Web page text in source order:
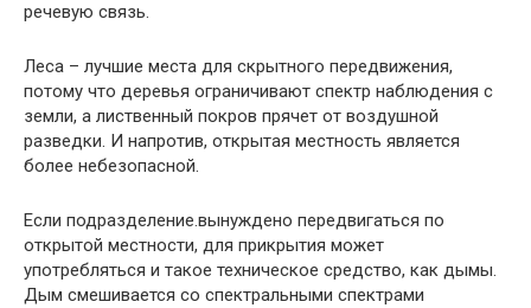
речевую связь.
Леса – лучшие места для скрытного передвижения,
потому что деревья ограничивают спектр наблюдения с
земли, а лиственный покров прячет от воздушной
разведки. И напротив, открытая местность является
более небезопасной.
Если подразделение.вынуждено передвигаться по
открытой местности, для прикрытия может
употребляться и такое техническое средство, как дымы.
Дым смешивается со спектральными спектрами